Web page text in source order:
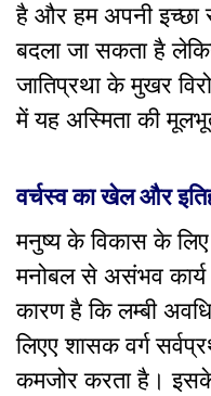
है और हम अपनी इच्छा
बदला जा सकता है
जातिप्रथा के मुखर
में यह अस्मिता की
वर्चस्व का खेल और
मनुष्य के विकास के
मनोबल से असंभव कार्य
कारण है कि लम्बी
लिएए शासक वर्ग
कमजोर करता है। इसके